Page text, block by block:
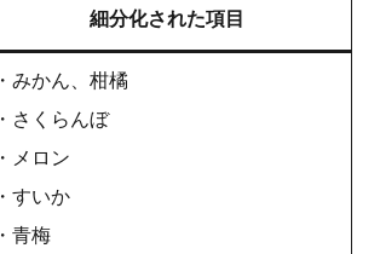
細分化された項目
・みかん、柑橘
・さくらんぼ
・メロン
・すいか
・青梅